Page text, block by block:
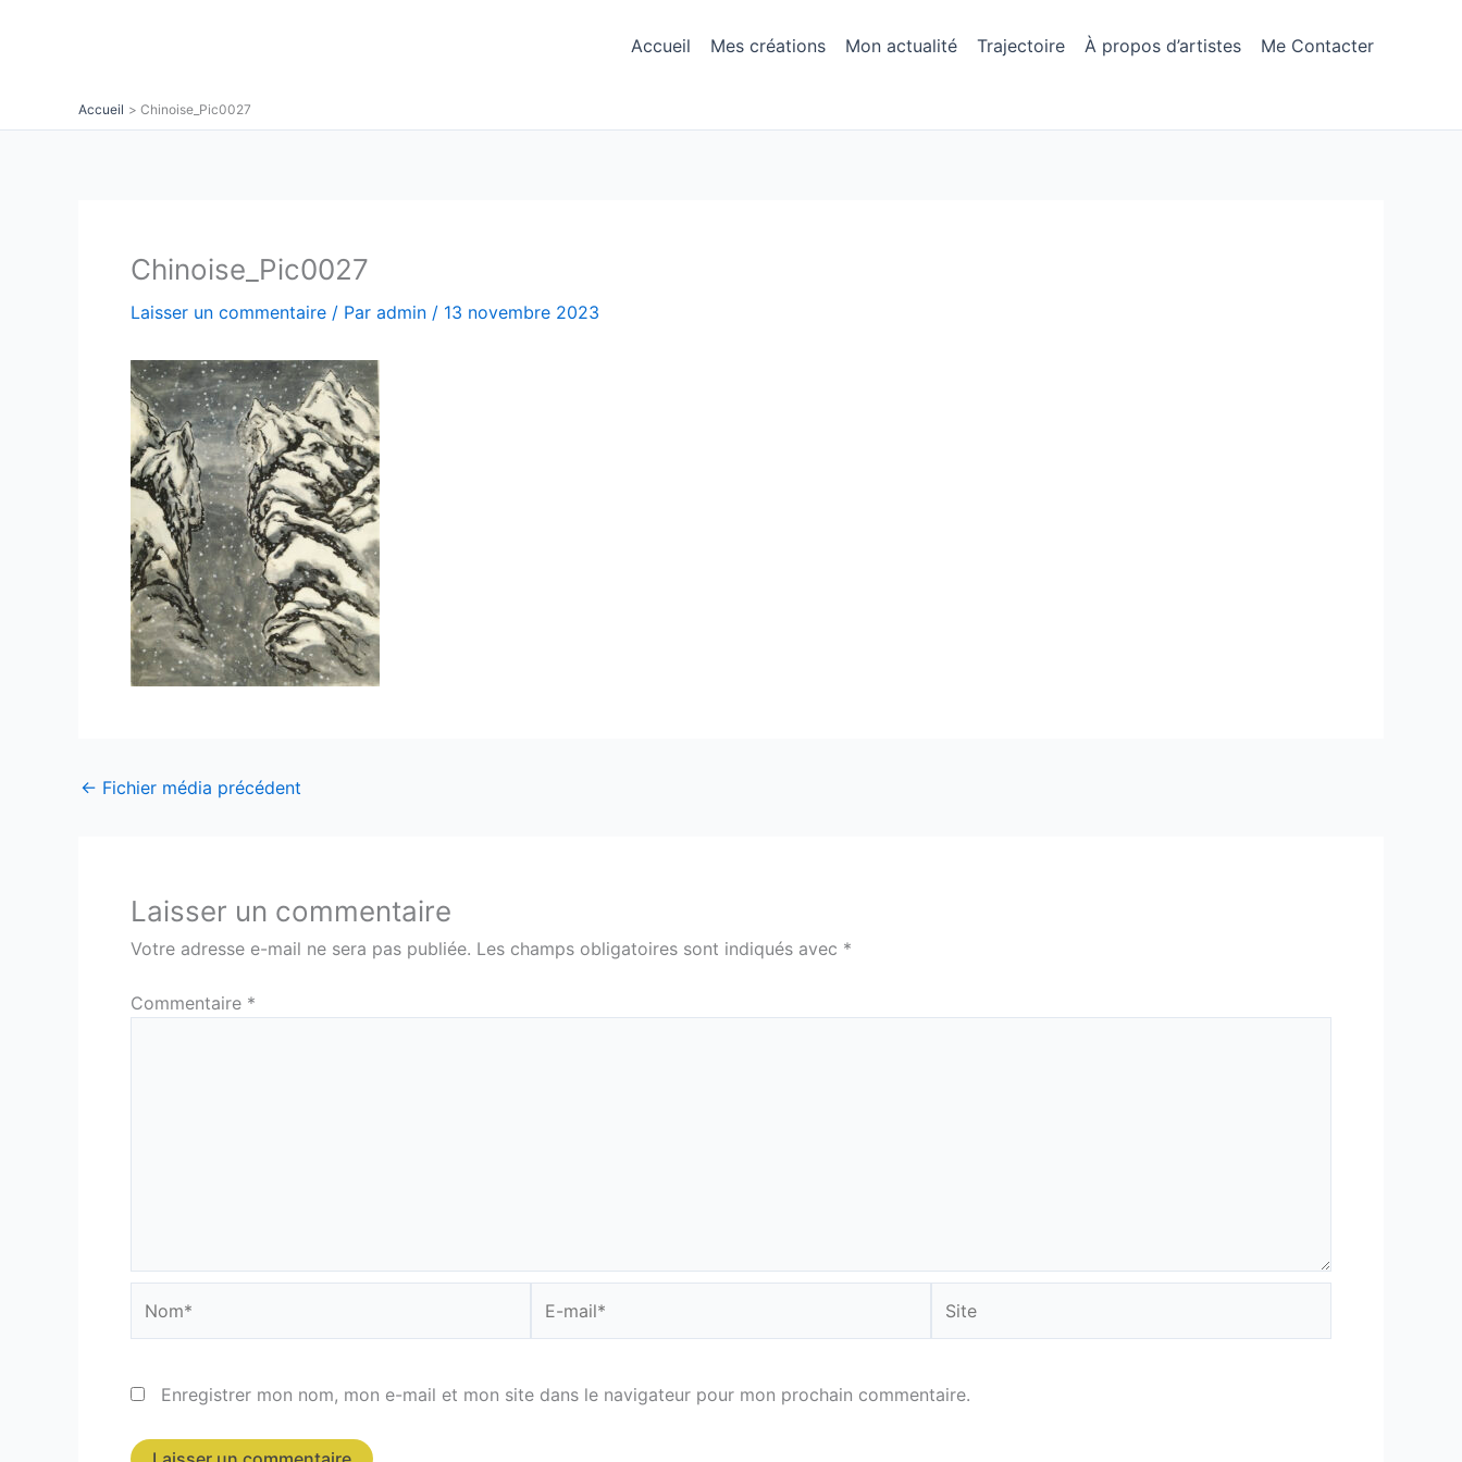
Accueil Mes créations Mon actualité Trajectoire À propos d’artistes Me Contacter
Accueil Chinoise_Pic0027
Chinoise_Pic0027
Laisser un commentaire / Par admin / 13 novembre 2023
← Fichier média précédent
Laisser un commentaire
Votre adresse e-mail ne sera pas publiée. Les champs obligatoires sont indiqués avec *
Commentaire *
mail*
Enregistrer mon nom, mon e-mail et mon site dans le navigateur pour mon prochain commentaire.